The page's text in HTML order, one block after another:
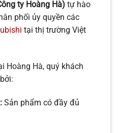
ty Hoàng Hà) tự hào
phối ủy quyền các
tại thị trường Việt
Hoàng Hà, quý khách
Sản phẩm có đầy đủ